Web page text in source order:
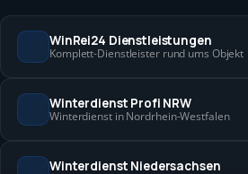
WinRei24 Dienstleistungen
Komplett-Dienstleister rund ums Objekt
Winterdienst Profi NRW
Winterdienst in Nordrhein-Westfalen
Winterdienst Niedersachsen